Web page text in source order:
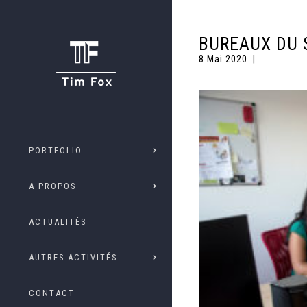
PORTFOLIO
A PROPOS
ACTUALITÉS
AUTRES ACTIVITÉS
CONTACT
BUREAUX DU
8 Mai 2020